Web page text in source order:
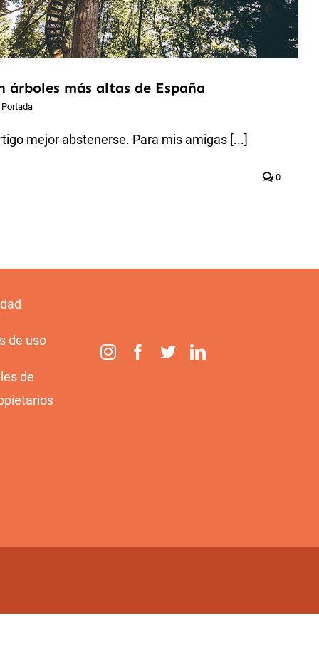
árboles más altas de España
Portada
mejor abstenerse. Para mis amigas [...]
0
de uso
de